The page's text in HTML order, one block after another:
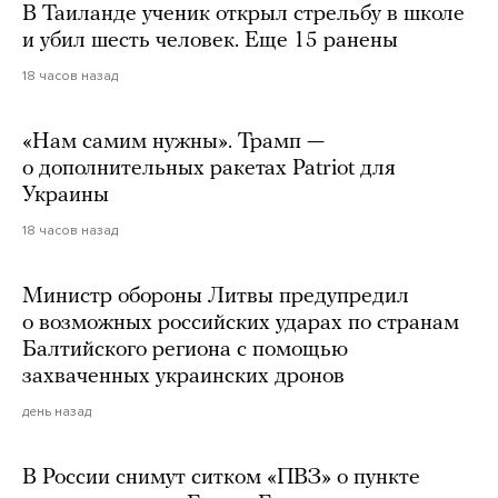
В Таиланде ученик открыл стрельбу в школе
и убил шесть человек. Еще 15 ранены
18 часов назад
«Нам самим нужны». Трамп —
о дополнительных ракетах Patriot для
Украины
18 часов назад
Министр обороны Литвы предупредил
о возможных российских ударах по странам
Балтийского региона с помощью
захваченных украинских дронов
день назад
В России снимут ситком «ПВЗ» о пункте